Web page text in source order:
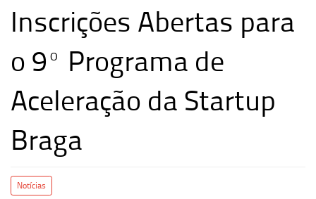
Inscrições Abertas para
o 9º Programa de
Aceleração da Startup
Braga
Notícias